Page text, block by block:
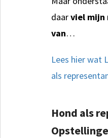
daarviel mijn
van…
Lees hier wat
als
Hond als